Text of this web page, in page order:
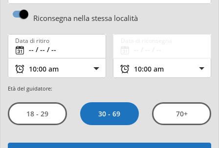
Riconsegna nella stessa località
Data di ritiro
Età del guidatore:
18 - 29 30 - 69 70+